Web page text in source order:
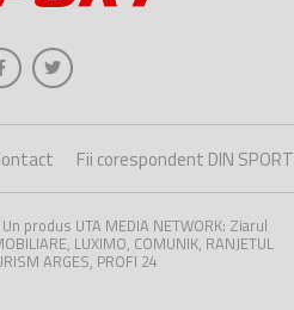
Fii corespondent DIN SPORT
produs UTA MEDIA NETWORK: Ziarul
LUXIMO, COMUNIK, RANJETUL
ARGES, PROFI 24